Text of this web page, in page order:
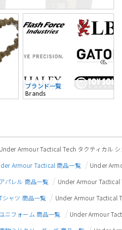
ブランド一覧
Brands
Under Armour Tactical Tech タクティカル
Armour Tactical 商品一覧
Under
アパレル 商品一覧
Under Armour Tactical
シャツ 商品一覧
Under Armour Tactical
ユニフォーム 商品一覧
Under Armour